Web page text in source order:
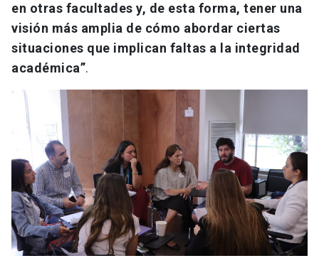
en otras facultades y, de esta forma, tener una
visión más amplia de cómo abordar ciertas
situaciones que implican faltas a la integridad
académica”.